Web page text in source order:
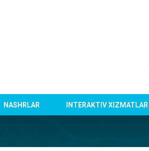
NASHRLAR INTERAKTIV XIZMATLAR